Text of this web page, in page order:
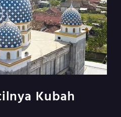
Kubah